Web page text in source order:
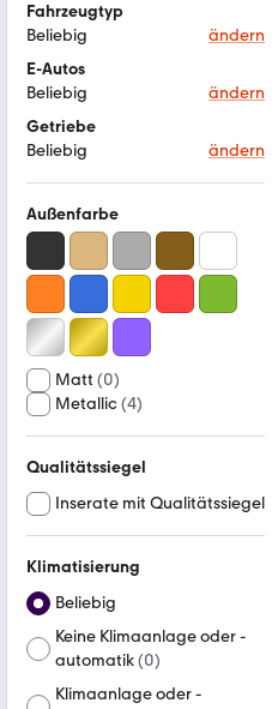
Fahrzeugtyp
Beliebig
ändern
E-Autos
Beliebig
ändern
Getriebe
Beliebig
ändern
Außenfarbe
Matt (0)
Metallic(4)
Qualitätssiegel
Inserate mit Qualitätssiegel
Klimatisierung
Beliebig
Keine Klimaanlage oder -
automatik(0)
Klimaanlage oder -